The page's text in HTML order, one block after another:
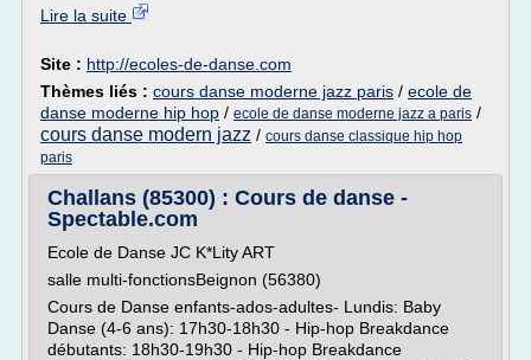
Lire la suite
Site : http://ecoles-de-danse.com
Thèmes liés : cours danse moderne jazz paris / ecole de
danse moderne hip hop / ecole de danse moderne jazz a paris /
cours danse modern jazz / cours danse classique hip hop
paris
Challans (85300) : Cours de danse -
Spectable.com
Ecole de Danse JC K*Lity ART
salle multi-fonctionsBeignon (56380)
Cours de Danse enfants-ados-adultes- Lundis: Baby
Danse (4-6 ans): 17h30-18h30 - Hip-hop Breakdance
débutants: 18h30-19h30 - Hip-hop Breakdance